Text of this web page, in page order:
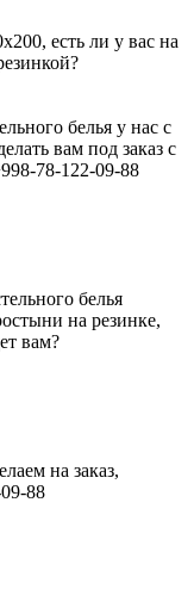
есть ли у вас на
белья у нас с
вам под заказ с
78-122-09-88
белья
на резинке,
вам?
на заказ,
88